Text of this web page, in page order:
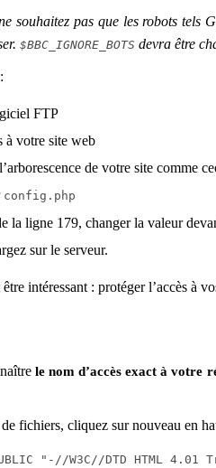
souhaitez pas que les robots tels
$BBC_IGNORE_BOTS devra être
FTP
à votre site web
de votre site comme
config.php
la ligne 179, changer la valeur
sur le serveur.
intéressant : protéger l’accès à
le nom d’accès exact à votre
fichiers, cliquez sur nouveau en
PUBLIC "-//W3C//DTD HTML